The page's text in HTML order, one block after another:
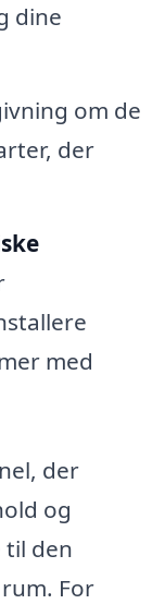
dine
om de
der
med
der
og
til den
For